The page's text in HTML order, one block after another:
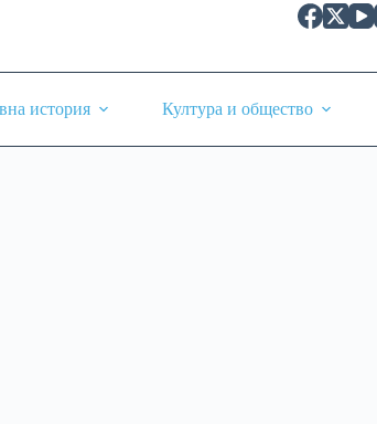
история Култура и общество